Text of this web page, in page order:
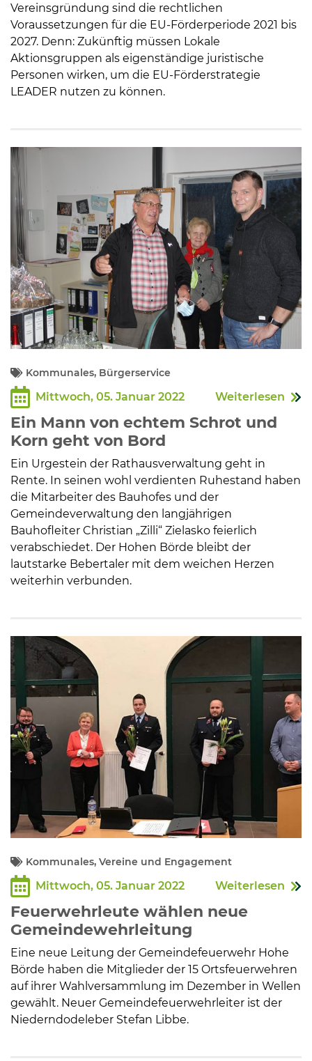
Vereinsgründung sind die rechtlichen
Voraussetzungen für die EU-Förderperiode 2021 bis
2027. Denn: Zukünftig müssen Lokale
Aktionsgruppen als eigenständige juristische
Personen wirken, um die EU-Förderstrategie
LEADER nutzen zu können.
Kommunales, Bürgerservice
Mittwoch, 05. Januar 2022 Weiterlesen
Ein Mann von echtem Schrot und
Korn geht von Bord
Ein Urgestein der Rathausverwaltung geht in
Rente. In seinen wohl verdienten Ruhestand haben
die Mitarbeiter des Bauhofes und der
Gemeindeverwaltung den langjährigen
Bauhofleiter Christian „Zilli“ Zielasko feierlich
verabschiedet. Der Hohen Börde bleibt der
lautstarke Bebertaler mit dem weichen Herzen
weiterhin verbunden.
Kommunales, Vereine und Engagement
Mittwoch, 05. Januar 2022 Weiterlesen
Feuerwehrleute wählen neue
Gemeindewehrleitung
Eine neue Leitung der Gemeindefeuerwehr Hohe
Börde haben die Mitglieder der 15 Ortsfeuerwehren
auf ihrer Wahlversammlung im Dezember in Wellen
gewählt. Neuer Gemeindefeuerwehrleiter ist der
Niederndodeleber Stefan Libbe.